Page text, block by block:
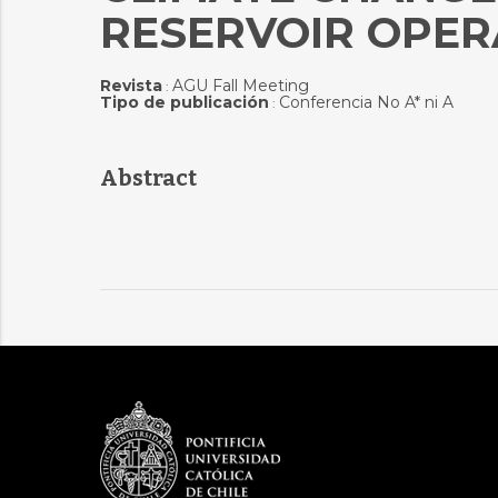
RESERVOIR
Revista: AGU Fall Meeting
Tipo de publicación : Conferencia No A* ni A
Abstract